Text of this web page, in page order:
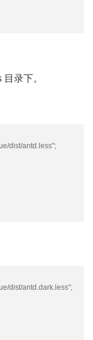
录下。
dist/antd.less";
dist/antd.dark.less";